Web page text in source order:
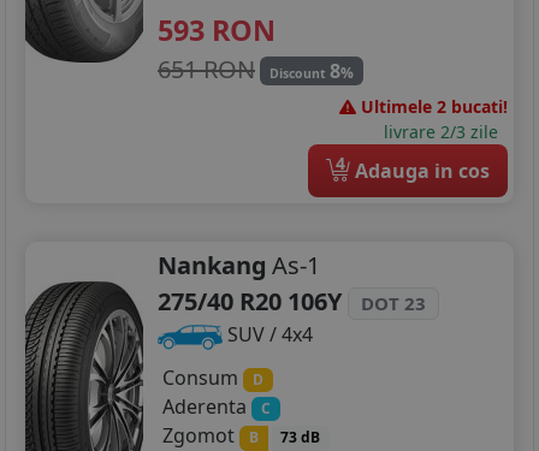
593 RON
651 RON Discount 8%
Ultimele 2 bucati!
livrare 2/3 zile
4 Adauga in cos
Nankang As-1
275/40 R20 106Y
DOT 23
SUV / 4x4
Consum
D
Aderenta C
Zgomot B 73 dB